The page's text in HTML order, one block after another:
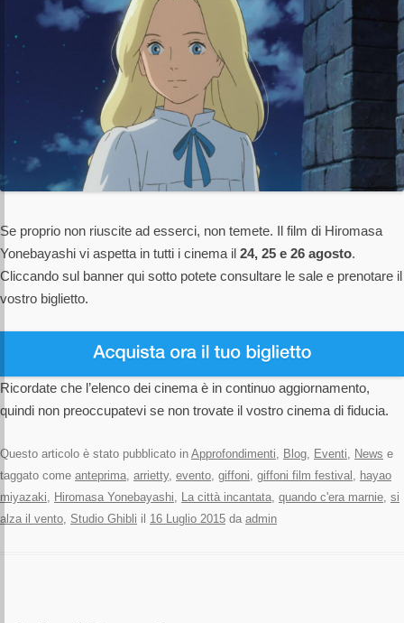
Se proprio non riuscite ad esserci, non temete. Il film di Hiromasa
Yonebayashi vi aspetta in tutti i cinema il 24, 25 e 26 agosto.
Cliccando sul banner qui sotto potete consultare le sale e prenotare il
vostro biglietto.
Ricordate che l’elenco dei cinema è in continuo aggiornamento,
quindi non preoccupatevi se non trovate il vostro cinema di fiducia.
Questo articolo è stato pubblicato in Approfondimenti, Blog, Eventi, News e
taggato come anteprima, arrietty, evento, giffoni, giffoni film festival , hayao
miyazaki, Hiromasa Yonebayashi, La città incantata, quando c'era marnie, si
alza il vento, Studio Ghibli il 16 Luglio 2015 da admin